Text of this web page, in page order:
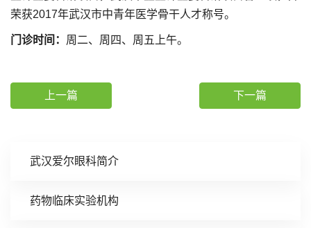
武汉爱尔眼科简介
药物临床实验机构
荣获2017年武汉市中青年医学骨干人才称号。
门诊时间： 周二、周四、周五上午。
上一篇 下一篇